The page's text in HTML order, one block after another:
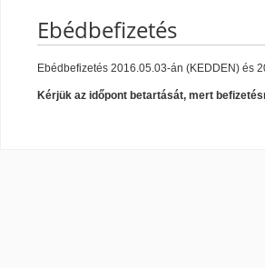
Ebédbefizetés
Ebédbefizetés 2016.05.03-án (KEDDEN) és
Kérjük az időpont betartását, mert